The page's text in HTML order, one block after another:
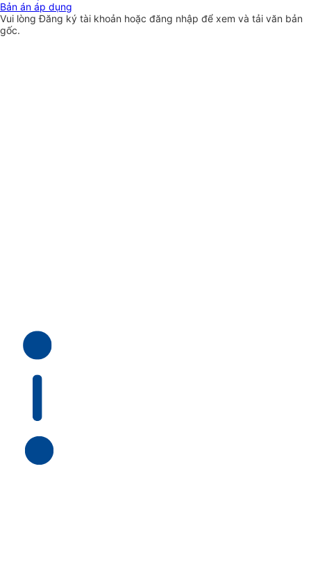
Bản án áp dụng
Vui lòngĐăng ký tài khoản hoặc đăng nhập để xem và tải văn bản
gốc.